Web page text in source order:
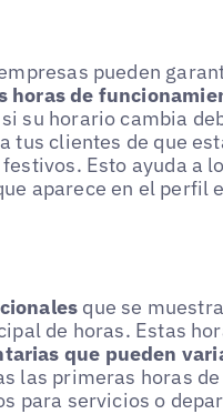
pueden
horas de
su horario cambia
tus clientes de que
Esto ayuda a
aparece en el perfil
que se
de horas. Estas
que pueden
las primeras horas
para servicios o